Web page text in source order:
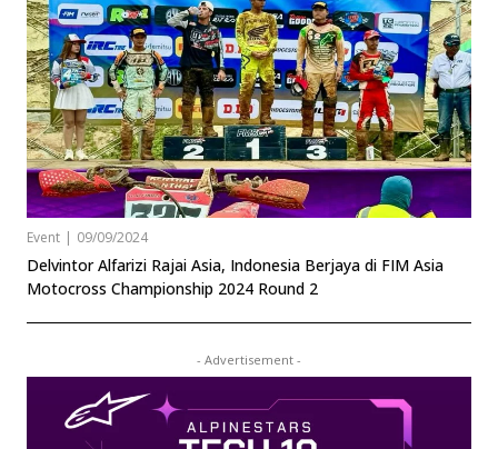
Event | 09/09/2024
Delvintor Alfarizi Rajai Asia, Indonesia Berjaya di FIM Asia
Motocross Championship 2024 Round 2
- Advertisement -